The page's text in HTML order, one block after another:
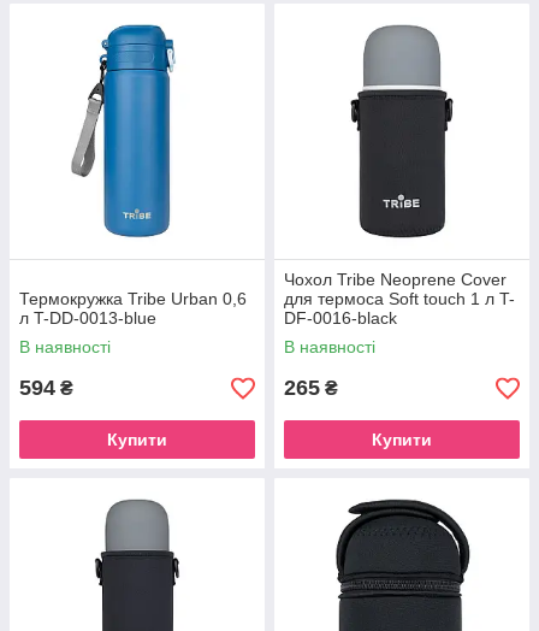
Термокружка Tribe Urban 0,6
л T-DD-0013-blue
В наявності
594 ₴
Купити
Чохол Tribe Neoprene Cover
для термоса Soft touch 1 л T-
DF-0016-black
В наявності
265 ₴
Купити